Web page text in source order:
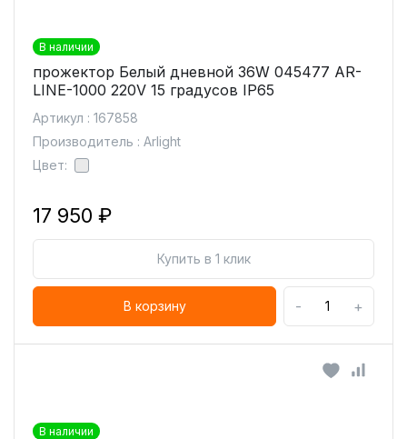
В наличии
прожектор Белый дневной 36W 045477 AR-
LINE-1000 220V 15 градусов IP65
Артикул : 167858
Производитель : Arlight
Цвет:
17 950 ₽
Купить в 1 клик
В корзину - +
В наличии